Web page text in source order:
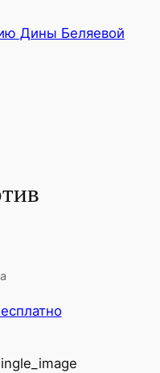
Дины Беляевой